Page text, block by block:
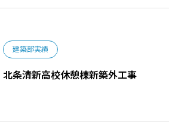
建築部実績
北条清新高校休憩棟新築外工事